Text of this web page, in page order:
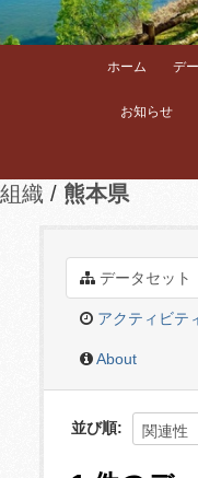
ホーム デ
お知らせ
組織 熊本県
データセット
アクティビテ
About
並び順